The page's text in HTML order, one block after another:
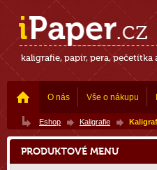
kaligrafie, papír, pera, pečetítka
O nás Vše o nákupu
Eshop Kaligrafie
PRODUKTOVÉ MENU